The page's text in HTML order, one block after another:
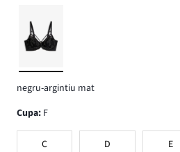
negru-argintiu mat
Cupa: F
C D E